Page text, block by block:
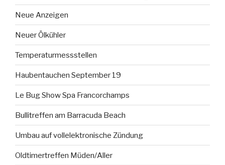
Neue Anzeigen
Neuer Ölkühler
Temperaturmessstellen
Haubentauchen September 19
Le Bug Show Spa Francorchamps
Bullitreffen am Barracuda Beach
Umbau auf vollelektronische Zündung
Oldtimertreffen Müden/Aller